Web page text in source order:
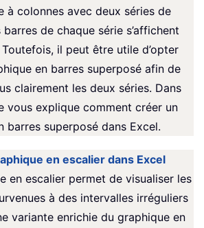
à colonnes avec deux séries de
barres de chaque série s’affichent
il peut être utile d’opter
en barres superposé afin de
clairement les deux séries. Dans
vous explique comment créer un
barres superposé dans Excel.
en escalier dans Excel
en escalier permet de visualiser les
à des intervalles irréguliers
variante enrichie du graphique en